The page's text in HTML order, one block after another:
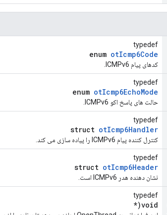
typedef
enum otIcmp6Code
کدهای پیام ICMPv6.
typedef
enum otIcmp6EchoMode
حالت های پاسخ اکو ICMPv6.
typedef
struct otIcmp6Handler
کنترل کننده پیام ICMPv6 را پیاده سازی می کند.
typedef
struct otIcmp6Header
نشان دهنده هدر ICMPv6 است.
typedef
void(*